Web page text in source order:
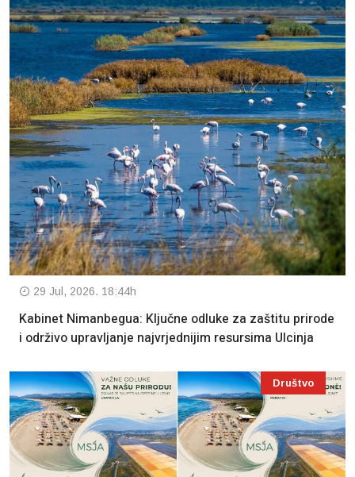
29 Jul, 2026. 18:44h
Kabinet Nimanbegua: Ključne odluke za zaštitu prirode
i održivo upravljanje najvrjednijim resursima Ulcinja
Društvo